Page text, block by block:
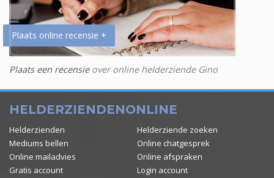
Plaats online recensie +
Plaats een recensieover online helderziende Gino
HELDERZIENDENONLINE
Helderzienden
Helderziende zoeken
Mediums bellen
Online chatgesprek
Online mailadvies
Online afspraken
Gratis account
Login account